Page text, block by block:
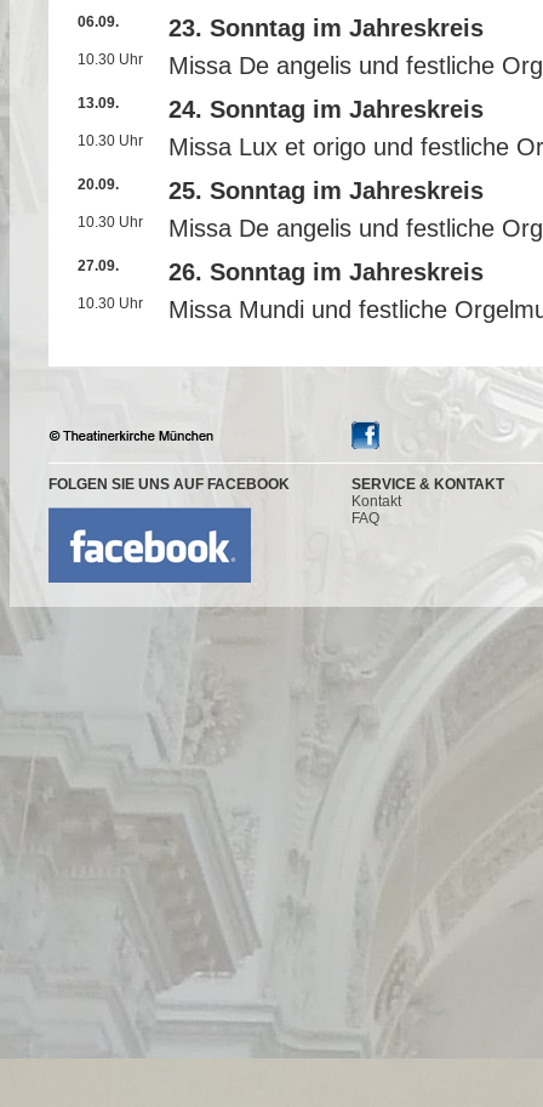
06.09. 23. Sonntag im Jahreskreis
10.30 Uhr Missa De angelis und festliche
13.09. 24. Sonntag im Jahreskreis
10.30 Uhr Missa Lux et origo und festliche
20.09. 25. Sonntag im Jahreskreis
10.30 Uhr Missa De angelis und festliche
27.09. 26. Sonntag im Jahreskreis
10.30 Uhr Missa Mundi und festliche
FOLGEN SIE UNS AUF FACEBOOK
SERVICE & KONTAKT
Kontakt
FAQ